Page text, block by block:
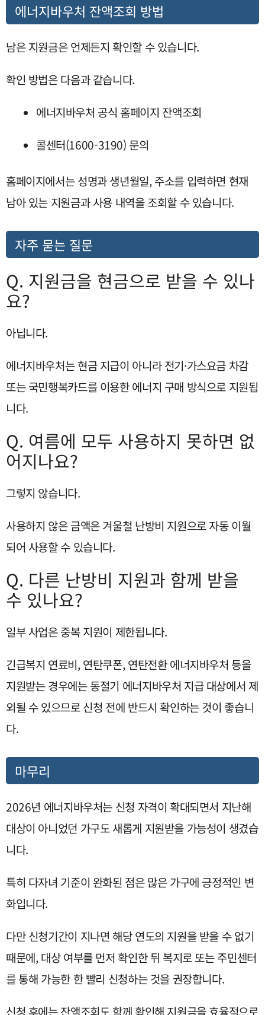
에너지바우처 잔액조회 방법
남은 지원금은 언제든지 확인할 수 있습니다.
확인 방법은 다음과 같습니다.
에너지바우처 공식 홈페이지 잔액조회
콜센터(1600-3190) 문의
홈페이지에서는 성명과 생년월일, 주소를 입력하면 현재
남아 있는 지원금과 사용 내역을 조회할 수 있습니다.
자주 묻는 질문
Q. 지원금을 현금으로 받을 수 있나
요?
아닙니다.
에너지바우처는 현금 지급이 아니라 전기·가스요금 차감
또는 국민행복카드를 이용한 에너지 구매 방식으로 지원됩
니다.
Q. 여름에 모두 사용하지 못하면 없
어지나요?
그렇지 않습니다.
사용하지 않은 금액은 겨울철 난방비 지원으로 자동 이월
되어 사용할 수 있습니다.
Q. 다른 난방비 지원과 함께 받을
수 있나요?
일부 사업은 중복 지원이 제한됩니다.
긴급복지 연료비, 연탄쿠폰, 연탄전환 에너지바우처 등을
지원받는 경우에는 동절기 에너지바우처 지급 대상에서 제
외될 수 있으므로 신청 전에 반드시 확인하는 것이 좋습니
다.
마무리
2026년 에너지바우처는 신청 자격이 확대되면서 지난해
대상이 아니었던 가구도 새롭게 지원받을 가능성이 생겼습
니다.
특히 다자녀 기준이 완화된 점은 많은 가구에 긍정적인 변
화입니다.
다만 신청기간이 지나면 해당 연도의 지원을 받을 수 없기
때문에, 대상 여부를 먼저 확인한 뒤 복지로 또는 주민센터
를 통해 가능한 한 빨리 신청하는 것을 권장합니다.
신청 후에는 잔액조회도 함께 확인해 지원금을 효율적으로